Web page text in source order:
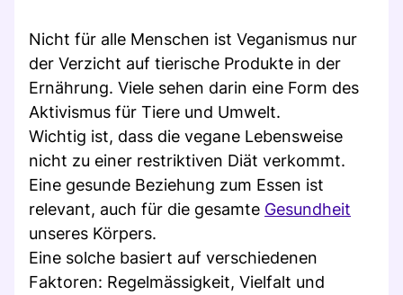
Nicht für alle Menschen ist Veganismus nur
der Verzicht auf tierische Produkte in der
Ernährung. Viele sehen darin eine Form des
Aktivismus für Tiere und Umwelt.
Wichtig ist, dass die vegane Lebensweise
nicht zu einer restriktiven Diät verkommt.
Eine gesunde Beziehung zum Essen ist
relevant, auch für die gesamte Gesundheit
unseres Körpers.
Eine solche basiert auf verschiedenen
Faktoren: Regelmässigkeit, Vielfalt und